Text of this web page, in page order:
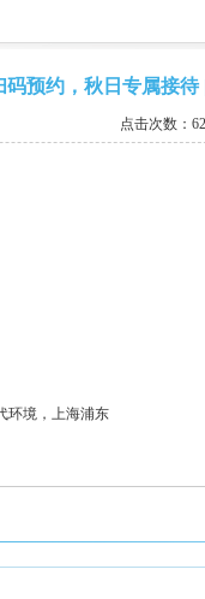
码预约，秋日专属接
点击次数：
环境，上海浦东